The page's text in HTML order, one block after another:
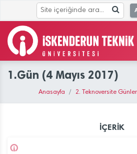
1.Gün (4 Mayıs 2017)
Anasayfa 2. Teknoversite
İÇERİK